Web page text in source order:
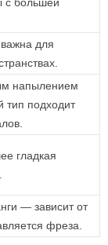
для
напылением
тип подходит
гладкая
— зависит от
фреза.